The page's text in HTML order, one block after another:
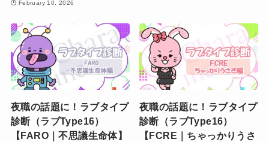
February 10, 2026
夜職の話題に！ラブタイプ
診断（ラブType16）
【FARO｜不思議生命体】
夜職の話題に！ラブタイプ
診断（ラブType16）
【FCRE｜ちゃっかりうさ